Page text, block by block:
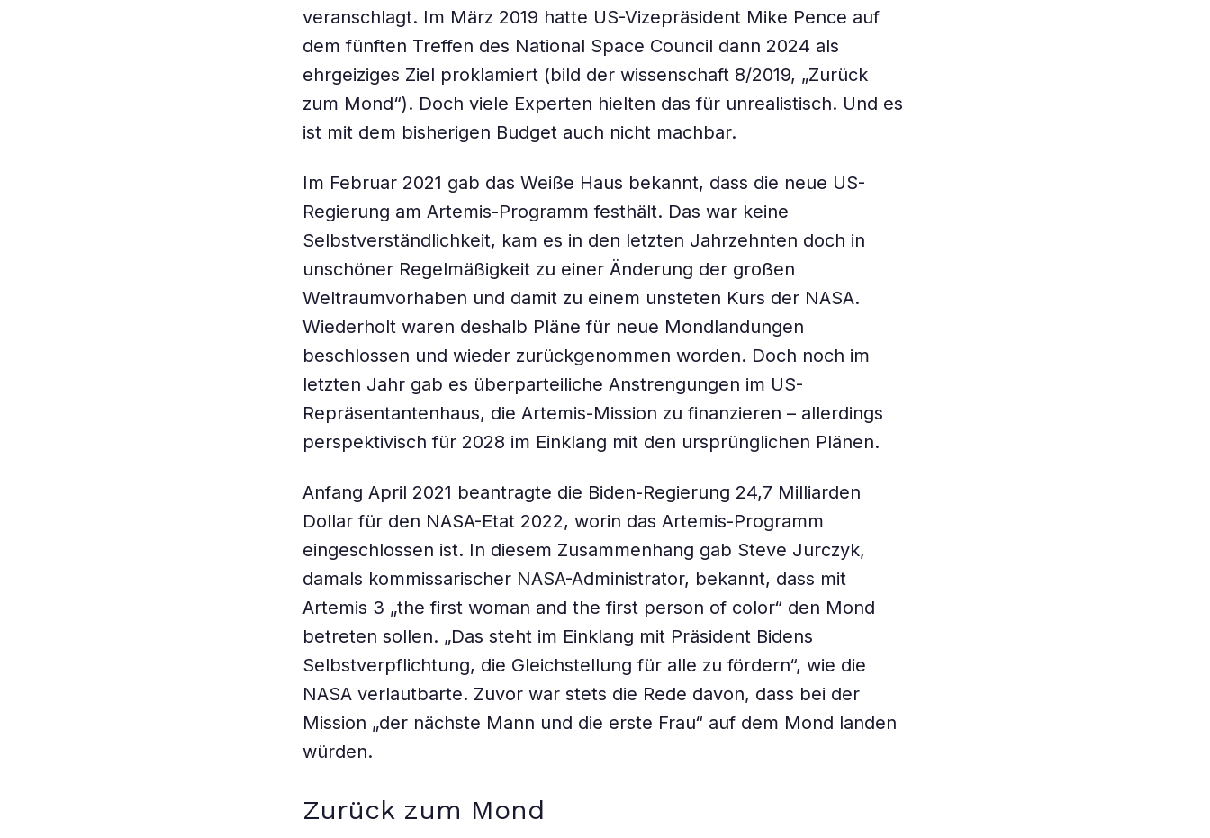
veranschlagt. Im März 2019 hatte US-Vizepräsident Mike Pence auf
dem fünften Treffen des National Space Council dann 2024 als
ehrgeiziges Ziel proklamiert (bild der wissenschaft 8/2019, „Zurück
zum Mond“). Doch viele Experten hielten das für unrealistisch. Und es
ist mit dem bisherigen Budget auch nicht machbar.
Im Februar 2021 gab das Weiße Haus bekannt, dass die neue US-
Regierung am Artemis-Programm festhält. Das war keine
Selbstverständlichkeit, kam es in den letzten Jahrzehnten doch in
unschöner Regelmäßigkeit zu einer Änderung der großen
Weltraumvorhaben und damit zu einem unsteten Kurs der NASA.
Wiederholt waren deshalb Pläne für neue Mondlandungen
beschlossen und wieder zurückgenommen worden. Doch noch im
letzten Jahr gab es überparteiliche Anstrengungen im US-
Repräsentantenhaus, die Artemis-Mission zu finanzieren – allerdings
perspektivisch für 2028 im Einklang mit den ursprünglichen Plänen.
Anfang April 2021 beantragte die Biden-Regierung 24,7 Milliarden
Dollar für den NASA-Etat 2022, worin das Artemis-Programm
eingeschlossen ist. In diesem Zusammenhang gab Steve Jurczyk,
damals kommissarischer NASA-Administrator, bekannt, dass mit
Artemis 3 „the first woman and the first person of color“ den Mond
betreten sollen. „Das steht im Einklang mit Präsident Bidens
Selbstverpflichtung, die Gleichstellung für alle zu fördern“, wie die
NASA verlautbarte. Zuvor war stets die Rede davon, dass bei der
Mission „der nächste Mann und die erste Frau“ auf dem Mond landen
würden.
Zurück zum Mond